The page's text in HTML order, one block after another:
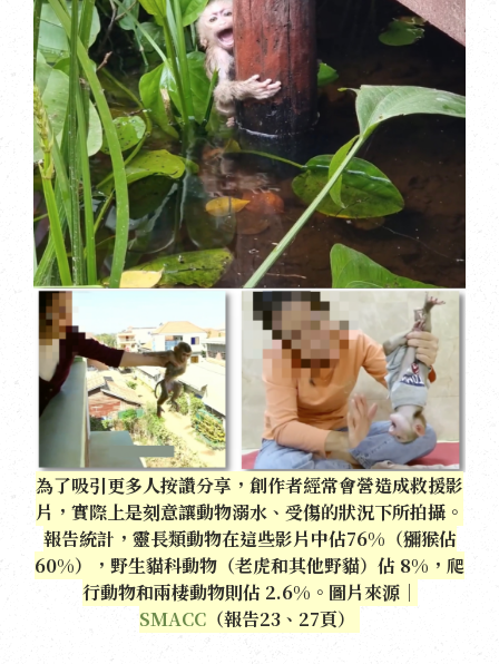
為了吸引更多人按讚分享，創作者經常會營造成救援影
片，實際上是刻意讓動物溺水、受傷的狀況下所拍攝。
報告統計，靈長類動物在這些影片中佔76%（獼猴佔
60%），野生貓科動物（老虎和其他野貓）佔 8%，爬
行動物和兩棲動物則佔 2.6%。圖片來源｜
SMACC （報告23、27頁）